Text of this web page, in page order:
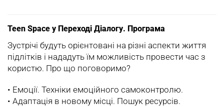
Teen Space у Переході Діалогу. Програма
Зустрічі будуть орієнтовані на різні аспекти життя
підлітків і нададуть їм можливість провести час з
користю. Про що поговоримо?
•‎ Емоції. Техніки емоційного самоконтролю.
•‎ Адаптація в новому місці. Пошук ресурсів.